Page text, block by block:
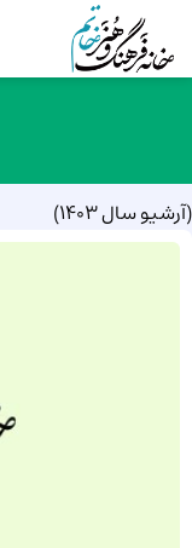
(آرشیو سال 1403)